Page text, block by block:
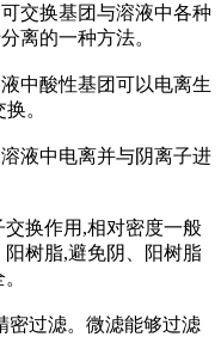
交换基团与溶液中各种
离的一种方法。
中酸性基团可以电离生
。
液中电离并与阴离子进
换作用,相对密度一般
树脂,避免阴、阳树脂
密过滤。微滤能够过滤